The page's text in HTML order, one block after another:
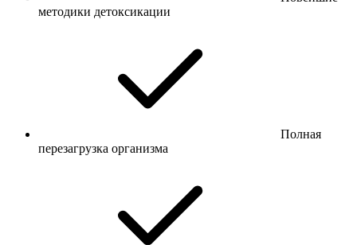
методики детоксикации
Полная
перезагрузка организма